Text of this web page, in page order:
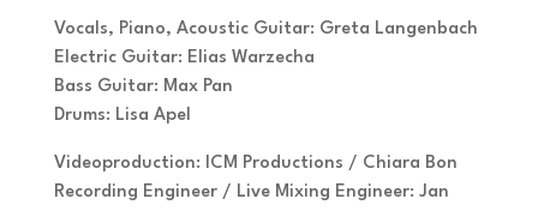
Vocals, Piano, Acoustic Guitar: Greta Langenbach
Electric Guitar: Elias Warzecha
Bass Guitar: Max Pan
Drums: Lisa Apel
Videoproduction: ICM Productions / Chiara Bon
Recording Engineer / Live Mixing Engineer: Jan